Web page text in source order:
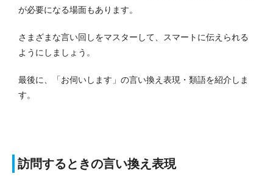
が必要になる場面もあります。
さまざまな言い回しをマスターして、スマートに伝えられる
ようにしましょう。
最後に、「お伺いします」の言い換え表現・類語を紹介しま
す。
訪問するときの言い換え表現